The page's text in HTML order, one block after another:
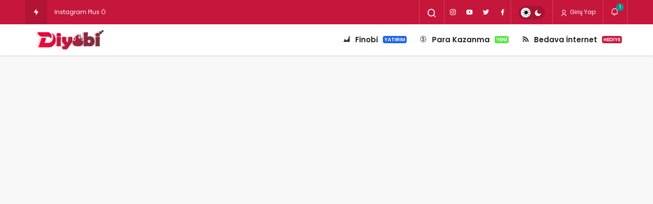
Instagram Plus Özellikleri! İnstagram Plus Nedir, Giriş Yap
1
Finobi YATIRIM Para Kazanma YENI Bedava İnternet HEDIYE